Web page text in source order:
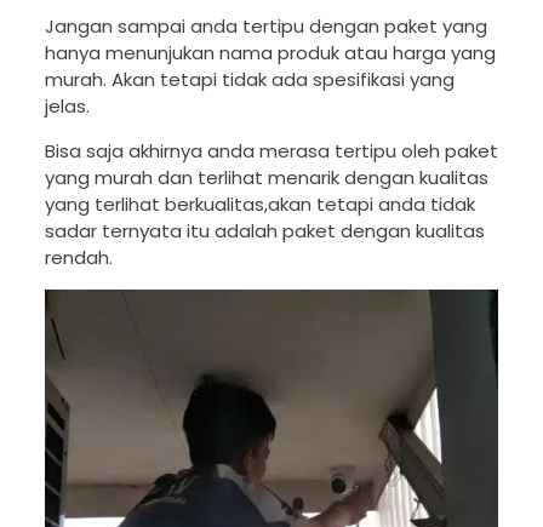
Jangan sampai anda tertipu dengan paket yang
hanya menunjukan nama produk atau harga yang
murah. Akan tetapi tidak ada spesifikasi yang
jelas.
Bisa saja akhirnya anda merasa tertipu oleh paket
yang murah dan terlihat menarik dengan kualitas
yang terlihat berkualitas,akan tetapi anda tidak
sadar ternyata itu adalah paket dengan kualitas
rendah.